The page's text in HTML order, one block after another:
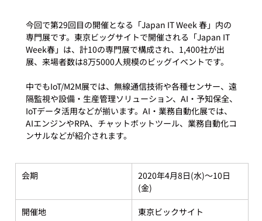
今回で第29回目の開催となる「Japan IT Week 春」内の
専門展です。東京ビッグサイトで開催される「Japan IT
Week春」は、計10の専門展で構成され、1,400社が出
展、来場者数は8万5000人規模のビッグイベントです。
中でもIoT/M2M展では、無線通信技術や各種センサー、遠
隔監視や設備・生産管理ソリューション、AI・予知保全、
IoTデータ活用などが揃います。AI・業務自動化展では、
AIエンジンやRPA、チャットボットツール、業務自動化コ
会期
2020年4月8日(水)～10日
(金)
開催地 東京ビックサイト